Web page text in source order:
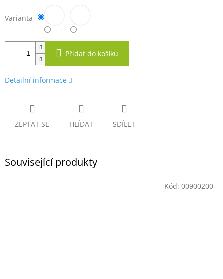
Varianta
Přidat do košíku
Detailní informace
ZEPTAT SE HLÍDAT SDÍLET
Související produkty
Kód: 00900200